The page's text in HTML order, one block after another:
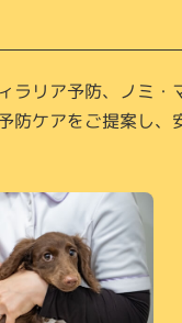
ラリア予防、ノミ・
防ケアをご提案し、